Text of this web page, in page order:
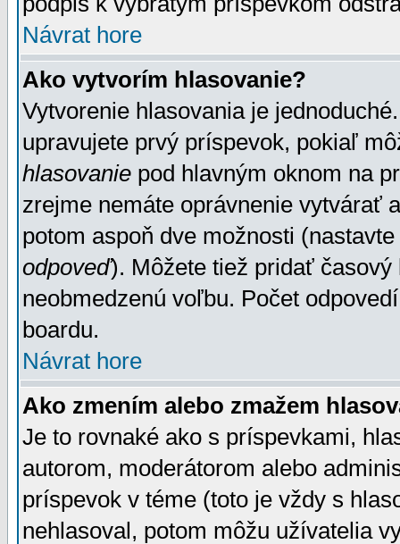
Návrat hore
Ako vytvorím hlasovanie?
Vytvorenie hlasovania je
upravujete prvý príspevok, pokiaľ
hlasovanie pod hlavným oknom na
zrejme nemáte oprávnenie vytvárať
potom aspoň dve možnosti
odpoveď). Môžete tiež pridať
neobmedzenú voľbu. Počet
boardu.
Návrat hore
Ako zmením alebo zmažem
Je to rovnaké ako s príspevkami,
autorom, moderátorom alebo
príspevok v téme (toto je vždy s
nehlasoval, potom môžu užívatelia